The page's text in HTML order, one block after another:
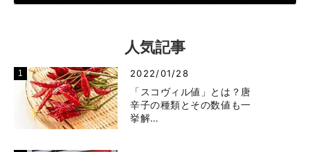
人気記事
2022/01/28
「スコヴィル値」とは？唐
辛子の種類とその数値も一
挙解…